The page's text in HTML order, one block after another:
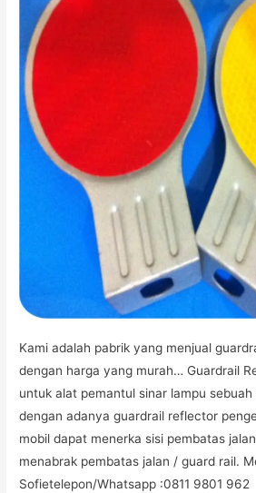
Kami adalah pabrik yang menjual
dengan harga yang murah… Guardrail
untuk alat pemantul sinar lampu
dengan adanya guardrail reflector
mobil dapat menerka sisi pembatas
menabrak pembatas jalan / guard rail.
Sofietelepon/Whatsapp :0811 9801 962